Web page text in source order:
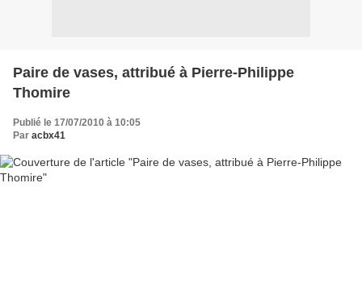
Paire de vases, attribué à Pierre-Philippe
Thomire
Publié le 17/07/2010 à 10:05
Par acbx41